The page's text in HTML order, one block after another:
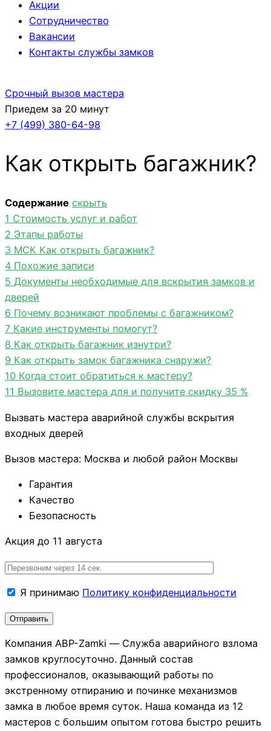
Акции
Сотрудничество
Вакансии
Контакты службы замков
Срочный вызов мастера
Приедем за 20 минут
+7 (499) 380-64-98
Как открыть багажник?
Содержание скрыть
1 Стоимость услуг и работ
2 Этапы работы
3 МСК Как открыть багажник?
4 Похожие записи
5 Документы необходимые для вскрытия замков и
дверей
6 Почему возникают проблемы с багажником?
7 Какие инструменты помогут?
8 Как открыть багажник изнутри?
9 Как открыть замок багажника снаружи?
10 Когда стоит обратиться к мастеру?
11 Вызовите мастера для и получите скидку 35 %
Вызвать мастера аварийной службы вскрытия
входных дверей
Вызов мастера: Москва и любой район Москвы
Гарантия
Качество
Безопасность
Акция до 11 августа
Я принимаю Политику конфиденциальности
Компания АВР-Zamki — Служба аварийного взлома
замков круглосуточно. Данный состав
профессионалов, оказывающий работы по
экстренному отпиранию и починке механизмов
замка в любое время суток. Наша команда из 12
мастеров с большим опытом готова быстро решить